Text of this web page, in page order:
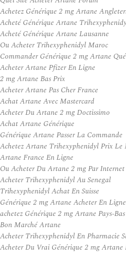
Achetez Générique 2 mg Artane
Acheté Générique Artane
Acheté Générique Artane Lausanne
Ou Acheter Trihexyphenidyl Maroc
Commander Générique 2 mg Artane
Acheter Artane Pfizer En Ligne
2 mg Artane Bas Prix
Acheter Artane Pas Cher France
Achat Artane Avec Mastercard
Acheter Du Artane 2 mg Doctissimo
Achat Artane Générique
Générique Artane Passer La Commande
Achetez Artane Trihexyphenidyl Prix Le
Artane France En Ligne
Ou Acheter Du Artane 2 mg Par Internet
Acheter Trihexyphenidyl Au Senegal
Trihexyphenidyl Achat En Suisse
Générique 2 mg Artane Acheter En Ligne
achetez Générique 2 mg Artane Pays-Bas
Bon Marché Artane
Acheter Trihexyphenidyl En Pharmacie
Acheter Du Vrai Générique 2 mg Artane